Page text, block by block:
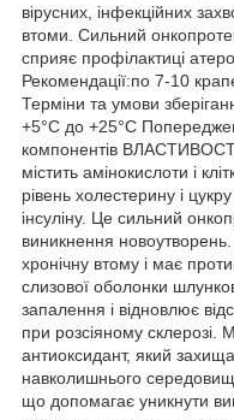
вірусних, інфекційних
втоми. Сильний
сприяє профілактиці
Рекомендації:по 7-10
Терміни та умови
+5°С до +25°C
компонентів
містить амінокислоти і
рівень холестерину і
інсуліну. Це сильний
виникнення новоутворень.
хронічну втому і має
слизової оболонки
запалення і відновлює
при розсіяному
антиоксидант, який
навколишнього
що допомагає уникнути